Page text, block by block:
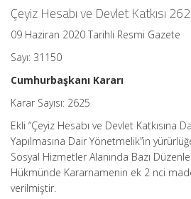
Çeyiz Hesabı ve Devlet Katkısı
09 Haziran 2020 Tarihli Resmi Gazete
Sayı: 31150
Cumhurbaşkanı Kararı
Karar Sayısı: 2625
Ekli “Çeyiz Hesabı ve Devlet Katkısına
Yapılmasına Dair Yönetmelik”in
Sosyal Hizmetler Alanında Bazı
Hükmünde Kararnamenin ek 2 nci
verilmiştir.